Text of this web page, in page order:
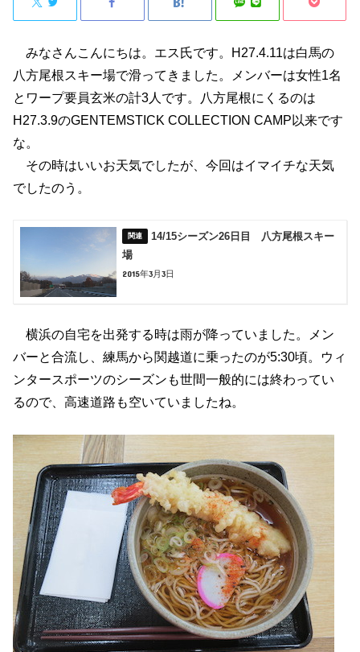
みなさんこんにちは。エス氏です。H27.4.11は白馬の
八方尾根スキー場で滑ってきました。メンバーは女性1名
とワープ要員玄米の計3人です。八方尾根にくるのは
H27.3.9のGENTEMSTICK COLLECTION CAMP以来です
な。
その時はいいお天気でしたが、今回はイマイチな天気
でしたのう。
14/15シーズン26日目 八方尾根スキー
場
2015年3月3日
横浜の自宅を出発する時は雨が降っていました。メン
バーと合流し、練馬から関越道に乗ったのが5:30頃。ウィ
ンタースポーツのシーズンも世間一般的には終わってい
るので、高速道路も空いていましたね。